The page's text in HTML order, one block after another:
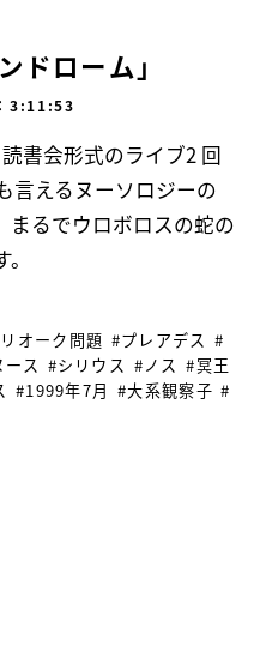
ドローム」
3:11:53
書会形式のライブ2 回
言えるヌーソロジーの
まるでウロボロスの蛇の
オーク問題 #プレアデス #
ース #シリウス #ノス #冥王
#1999年7月 #大系観察子 #